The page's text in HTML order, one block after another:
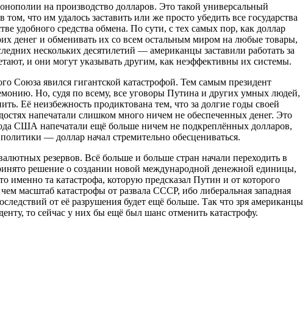
на производство долларов. Это такой универсальный
что им удалось заставить или же просто убедить все государства
удобного средства обмена. По сути, с тех самых пор, как доллар
денег и обменивать их со всем остальным миром на любые товары,
нескольких десятилетий — американцы заставили работать за
и они могут указывать другим, как неэффективны их системы.
Союза явился гигантской катастрофой. Тем самым президент
Но, судя по всему, все уговоры Путина и других умных людей,
Её неизбежность продиктована тем, что за долгие годы своей
напечатали слишком много ничем не обеспеченных денег. Это
США напечатали ещё больше ничем не подкреплённых долларов,
— доллар начал стремительно обесцениваться.
резервов. Всё больше и больше стран начали переходить в
решение о создании новой международной денежной единицы,
та катастрофа, которую предсказал Путин и от которого
масштаб катастрофы от развала СССР, ибо либеральная западная
от её разрушения будет ещё больше. Так что зря американцы
то сейчас у них бы ещё был шанс отменить катастрофу.